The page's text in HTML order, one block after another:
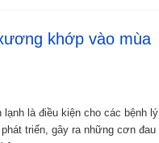
khớp vào mùa
là điều kiện cho các bệnh lý
triển, gây ra những cơn đau